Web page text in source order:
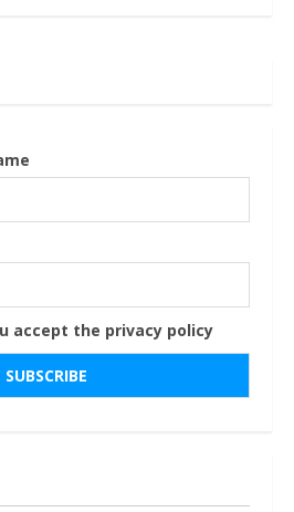
accept the privacy policy